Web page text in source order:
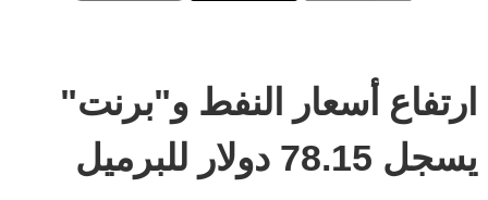
ارتفاع أسعار النفط و"برنت"
يسجل 78.15 دولار للبرميل